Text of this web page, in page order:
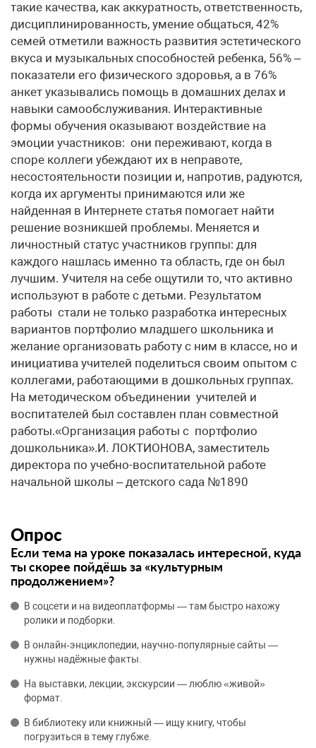
такие качества, как аккуратность, ответственность,
дисциплинированность, умение общаться, 42%
семей отметили важность развития эстетического
вкуса и музыкальных способностей ребенка, 56% –
показатели его физического здоровья, а в 76%
анкет указывались помощь в домашних делах и
навыки самообслуживания. Интерактивные
формы обучения оказывают воздействие на
эмоции участников: они переживают, когда в
споре коллеги убеждают их в неправоте,
несостоятельности позиции и, напротив, радуются,
когда их аргументы принимаются или же
найденная в Интернете статья помогает найти
решение возникшей проблемы. Меняется и
личностный статус участников группы: для
каждого нашлась именно та область, где он был
лучшим. Учителя на себе ощутили то, что активно
используют в работе с детьми. Результатом
работы стали не только разработка интересных
вариантов портфолио младшего школьника и
желание организовать работу с ним в классе, но и
инициатива учителей поделиться своим опытом с
коллегами, работающими в дошкольных группах.
На методическом объединении учителей и
воспитателей был составлен план совместной
работы.«Организация работы с портфолио
дошкольника».И. ЛОКТИОНОВА, заместитель
директора по учебно-воспитательной работе
начальной школы – детского сада №1890
Опрос
Если тема на уроке показалась интересной, куда
ты скорее пойдёшь за «культурным
продолжением»?
В соцсети и на видеоплатформы — там быстро нахожу
ролики и подборки.
В онлайн‑энциклопедии, научно‑популярные сайты —
нужны надёжные факты.
На выставки, лекции, экскурсии — люблю «живой»
формат.
В библиотеку или книжный — ищу книгу, чтобы
погрузиться в тему глубже.